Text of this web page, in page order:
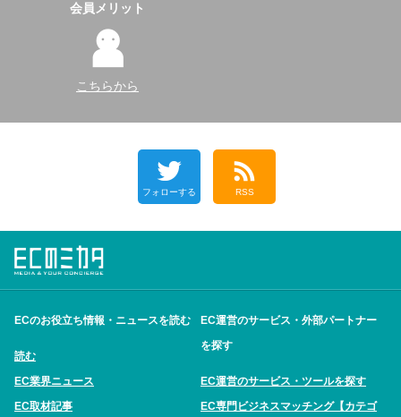
会員メリット
こちらから
フォローする RSS
ECのお役立ち情報・ニュースを読む
読む
EC業界ニュース
EC取材記事
EC運営のサービス・外部パートナー
を探す
EC運営のサービス・ツールを探す
EC専門ビジネスマッチング【カテゴ